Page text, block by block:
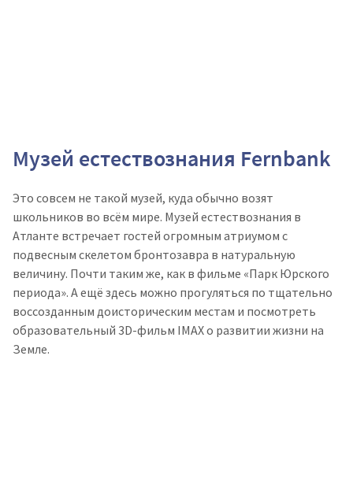
Музей естествознания Fernbank
Это совсем не такой музей, куда обычно возят
школьников во всём мире. Музей естествознания в
Атланте встречает гостей огромным атриумом с
подвесным скелетом бронтозавра в натуральную
величину. Почти таким же, как в фильме «Парк Юрского
периода». А ещё здесь можно прогуляться по тщательно
воссозданным доисторическим местам и посмотреть
образовательный 3D-фильм IMAX о развитии жизни на
Земле.